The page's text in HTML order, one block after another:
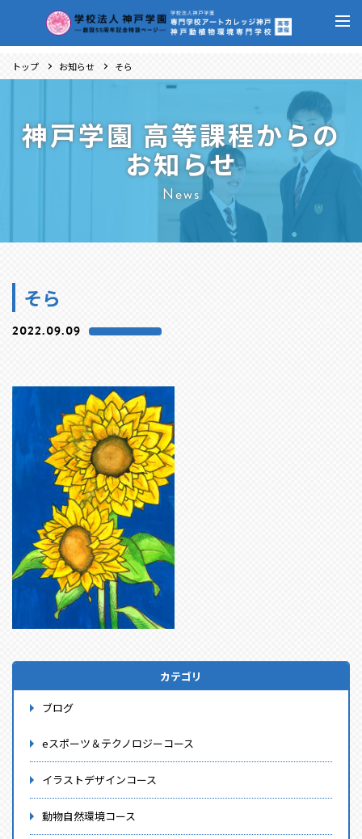
トップ お知らせ そら
神戸学園 高等課程からの
お知らせ
News
そら
2022.09.09
カテゴリ
ブログ
eスポーツ＆テクノロジーコース
イラストデザインコース
動物自然環境コース